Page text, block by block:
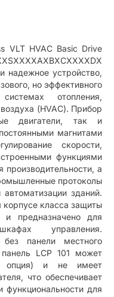
VLT HVAC Basic Drive
надежное устройство,
но эффективного
отопления,
(HVAC). Прибор
двигатели, так и
магнитами
скорости,
функциями
а
протоколы
зданий.
класса защиты
предназначено для
управления.
без панели местного
LCP 101 может
опция) и не имеет
что обеспечивает
для